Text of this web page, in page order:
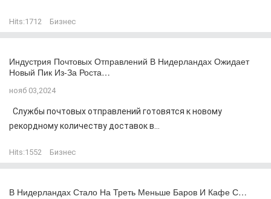
Hits:1712 Бизнес
Индустрия Почтовых Отправлений В Нидерландах Ожидает
Новый Пик Из-За Роста…
нояб 03,2024
Службы почтовых отправлений готовятся к новому
рекордному количеству доставок в...
Hits:1552 Бизнес
В Нидерландах Стало На Треть Меньше Баров И Кафе С…